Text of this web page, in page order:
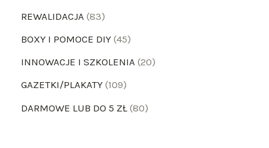
REWALIDACJA 83
BOXY I POMOCE DIY 45
INNOWACJE I SZKOLENIA 20
GAZETKI/PLAKATY 109
DARMOWE LUB DO 5 ZŁ 80